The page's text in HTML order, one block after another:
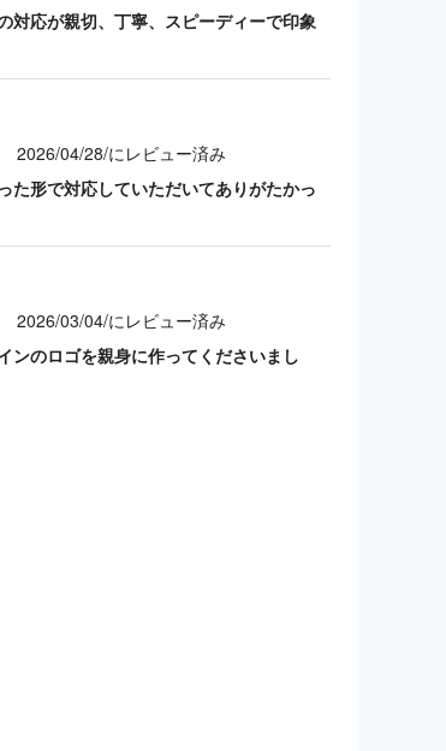
対応が親切、丁寧、スピーディーで印象
2026/04/28/にレビュー済み
た形で対応していただいてありがたかっ
2026/03/04/にレビュー済み
ンのロゴを親身に作ってくださいまし